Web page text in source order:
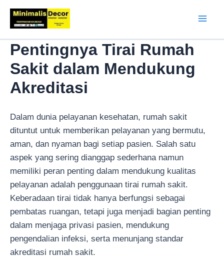
Lewati
Pentingnya Tirai Rumah
Sakit dalam Mendukung
Akreditasi
Dalam dunia pelayanan kesehatan, rumah sakit
dituntut untuk memberikan pelayanan yang bermutu,
aman, dan nyaman bagi setiap pasien. Salah satu
aspek yang sering dianggap sederhana namun
memiliki peran penting dalam mendukung kualitas
pelayanan adalah penggunaan tirai rumah sakit.
Keberadaan tirai tidak hanya berfungsi sebagai
pembatas ruangan, tetapi juga menjadi bagian penting
dalam menjaga privasi pasien, mendukung
pengendalian infeksi, serta menunjang standar
akreditasi rumah sakit.